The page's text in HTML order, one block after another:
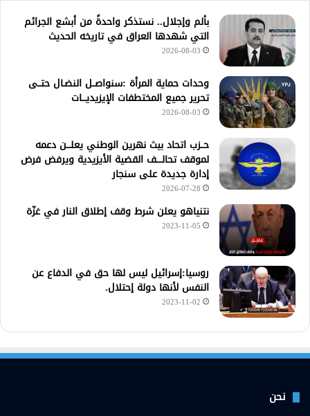
بألم وإجلال.. نستذكر واحدةً من أبشع الجرائم
التي شهدها العراق في تاريخه الحديث
2026-08-03
وحدات حماية المرأة :سنواصــل النضـال حتــى
تحرير جميع المختطفات الإيزيديـــات
2026-08-03
حــزب اتحاد بيث نهرين الوطني يعلـــن دعمه
لموقف تحالــــف القضية الأيزيدية ويرفض فرض
إدارة جديدة على سنجار
2026-07-28
نتنياهو يعلن شرط وقف إطلاق النار في غزّة
2023-11-05
روسيا:إسرائيل ليس لها حق في الدفاع عن
النفس لأنها دولة إحتلال.
2023-11-02
نحن